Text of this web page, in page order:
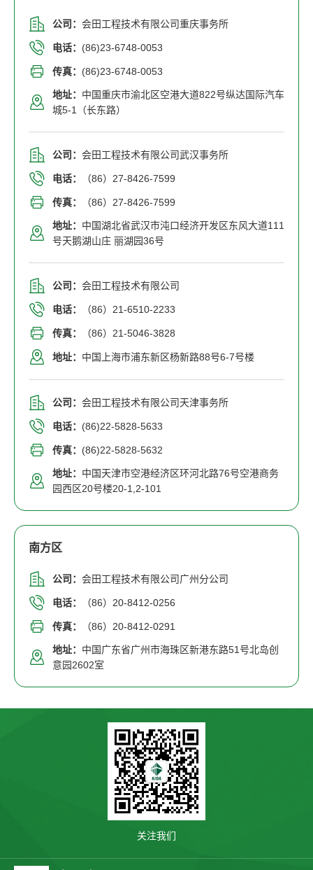
公司： 会田工程技术有限公司重庆事务所
电话： (86)23-6748-0053
传真： (86)23-6748-0053
地址： 中国重庆市渝北区空港大道822号纵达国际汽车
城5-1（长东路）
公司： 会田工程技术有限公司武汉事务所
电话： （86）27-8426-7599
传真： （86）27-8426-7599
地址： 中国湖北省武汉市沌口经济开发区东风大道111
号天鹅湖山庄 丽湖园36号
公司： 会田工程技术有限公司
电话： （86）21-6510-2233
传真： （86）21-5046-3828
地址： 中国上海市浦东新区杨新路88号6-7号楼
公司： 会田工程技术有限公司天津事务所
电话： (86)22-5828-5633
传真： (86)22-5828-5632
地址： 中国天津市空港经济区环河北路76号空港商务
园西区20号楼20-1,2-101
南方区
公司： 会田工程技术有限公司广州分公司
电话： （86）20-8412-0256
传真： （86）20-8412-0291
地址： 中国广东省广州市海珠区新港东路51号北岛创
意园2602室
关注我们